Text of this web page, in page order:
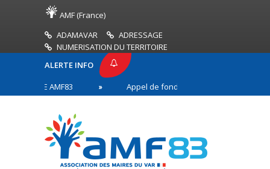
AMF (France)
ADAMAVAR
ADRESSAGE
NUMERISATION DU TERRITOIRE
ALERTE INFO
PRESSE AMF83
Appel de fonds incendies de forêt
en première ligne